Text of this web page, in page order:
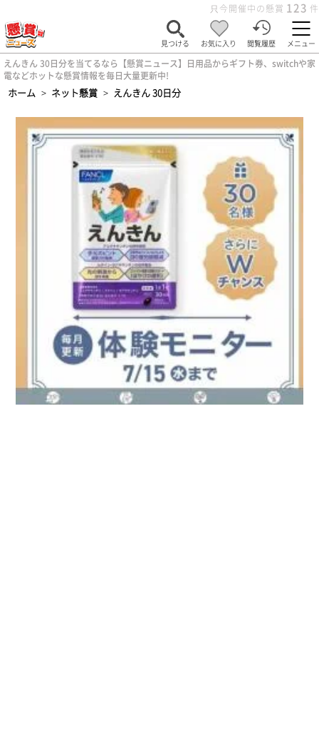
只今開催中の懸賞 123 件
見つける お気に入り 閲覧履歴 メニュー
えんきん 30日分を当てるなら【懸賞ニュース】日用品からギフト券、switchや家
電などホットな懸賞情報を毎日大量更新中!
ホーム > ネット懸賞 > えんきん 30日分